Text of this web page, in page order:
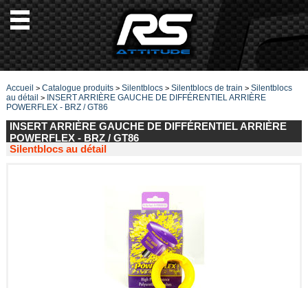
Accueil > Catalogue produits> Silentblocs> Silentblocs de train > Silentblocs
au détail >
INSERT ARRIÈRE GAUCHE DE DIFFÉRENTIEL ARRIÈRE
POWERFLEX - BRZ / GT86
INSERT ARRIÈRE GAUCHE DE DIFFÉRENTIEL ARRIÈRE
POWERFLEX - BRZ / GT86
Silentblocs au détail